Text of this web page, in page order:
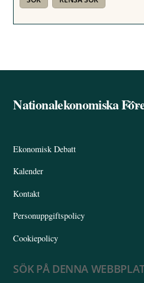
Nationalekonomiska
Ekonomisk Debatt
Kalender
Kontakt
Personuppgiftspolicy
Cookiepolicy
SÖK PÅ DENNA